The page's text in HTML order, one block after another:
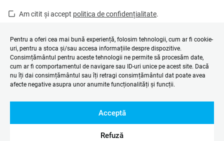
Pentru a oferi cea mai bună experiență, folosim tehnologii, cum ar fi cookie-
uri, pentru a stoca și/sau accesa informațiile despre dispozitive.
Consimțământul pentru aceste tehnologii ne permite să procesăm date,
cum ar fi comportamentul de navigare sau ID-uri unice pe acest site. Dacă
nu îți dai consimțământul sau îți retragi consimțământul dat poate avea
afecte negative asupra unor anumite funcționalități și funcții.
Acceptă
Refuză
Am citit și accept politica de confidențialitate.
confidențialitateșiTermenii și condițiile Google.